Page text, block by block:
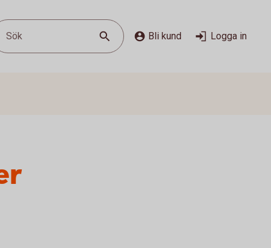
Sök Bli kund Logga in